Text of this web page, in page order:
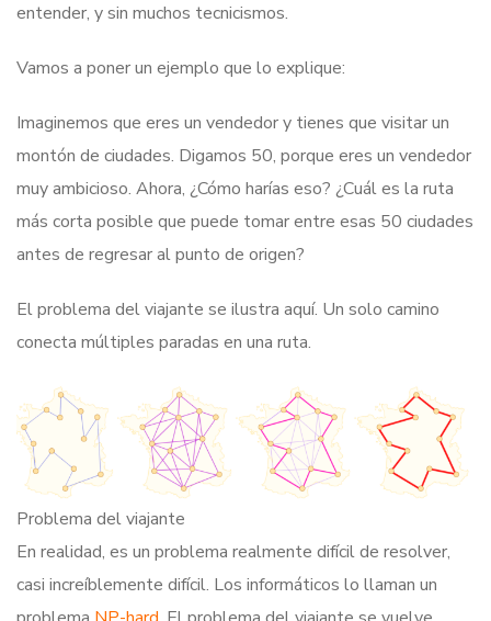
entender, y sin muchos tecnicismos.
Vamos a poner un ejemplo que lo explique:
Imaginemos que eres un vendedor y tienes que visitar un
montón de ciudades. Digamos 50, porque eres un vendedor
muy ambicioso. Ahora, ¿Cómo harías eso? ¿Cuál es la ruta
más corta posible que puede tomar entre esas 50 ciudades
antes de regresar al punto de origen?
El problema del viajante se ilustra aquí. Un solo camino
conecta múltiples paradas en una ruta.
Problema del viajante
En realidad, es un problema realmente difícil de resolver,
casi increíblemente difícil. Los informáticos lo llaman un